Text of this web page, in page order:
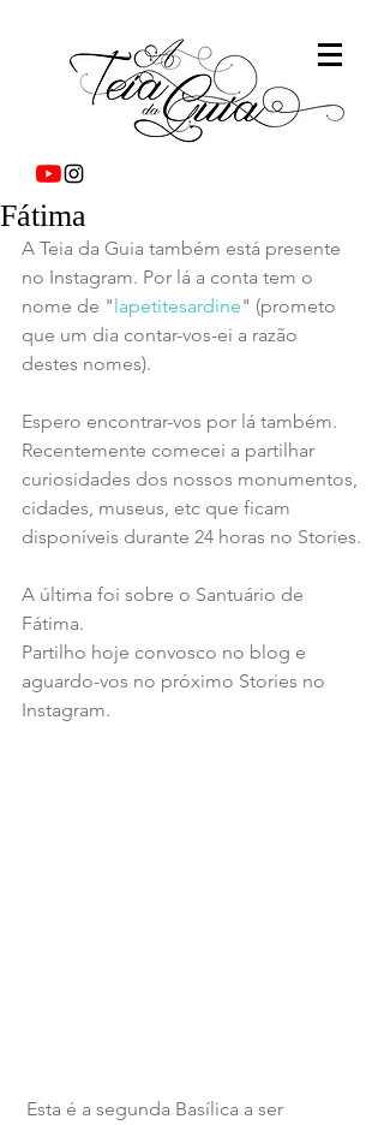
Fátima
A Teia da Guia também está presente
no Instagram. Por lá a conta tem o
nome de "lapetitesardine" (prometo
que um dia contar-vos-ei a razão
destes nomes).
Espero encontrar-vos por lá também.
Recentemente comecei a partilhar
curiosidades dos nossos monumentos,
cidades, museus, etc que ficam
disponíveis durante 24 horas no Stories.
A última foi sobre o Santuário de
Fátima.
Partilho hoje convosco no blog e
aguardo-vos no próximo Stories no
Instagram.